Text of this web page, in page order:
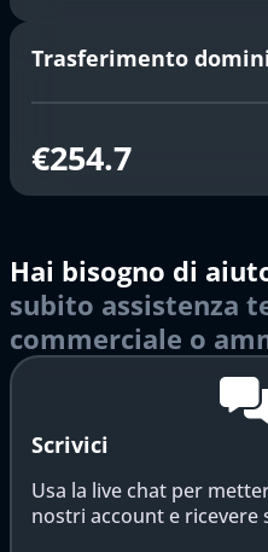
Trasferimento
€254.7
Hai bisogno di
subito assistenza
commerciale o
Scrivici
Usa la live chat per
nostri account e ricevere